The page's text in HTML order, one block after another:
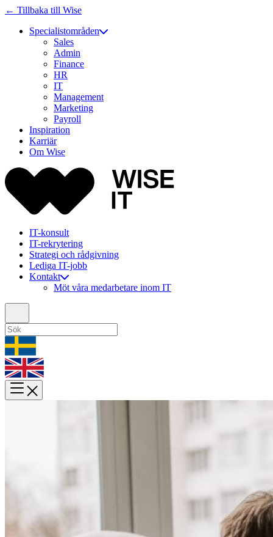
← Tillbaka till Wise
Specialistområden
Sales
Admin
Finance
HR
IT
Management
Marketing
Payroll
Inspiration
Karriär
Om Wise
IT-konsult
IT-rekrytering
Strategi och rådgivning
Lediga IT-jobb
Kontakt
Möt våra medarbetare inom IT